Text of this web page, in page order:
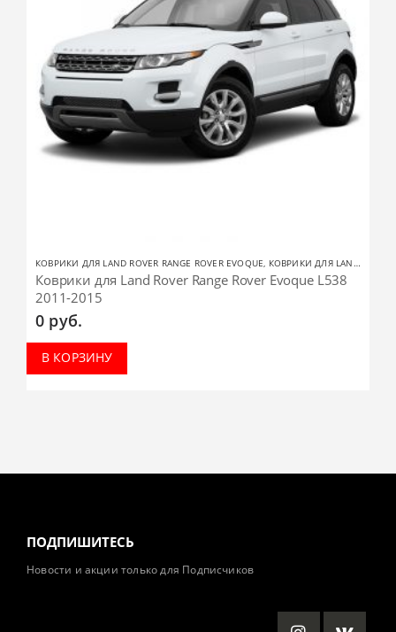
КОВРИКИ ДЛЯ LAND ROVER RANGE ROVER EVOQUE, КОВРИКИ ДЛЯ LAND ROVER
Коврики для Land Rover Range Rover Evoque L538
2011-2015
0 руб.
В КОРЗИНУ
ПОДПИШИТЕСЬ
Новости и акции только для Подписчиков